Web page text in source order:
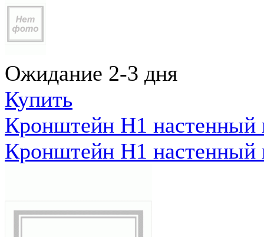
Ожидание 2-3 дня
Купить
Кронштейн Н1
Кронштейн Н1